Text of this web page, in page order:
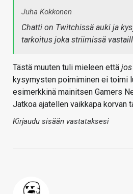
Juha Kokkonen
Chatti on Twitchissä auki ja
tarkoitus joka striimissä
Tästä muuten tuli mieleen että jos
kysymysten poimiminen ei toimi
esimerkkinä mainitsen Gamers
Jatkoa ajatellen vaikkapa korvan
Kirjaudu sisään vastataksesi